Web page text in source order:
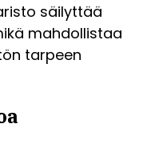
säilyttää
mahdollistaa
tarpeen